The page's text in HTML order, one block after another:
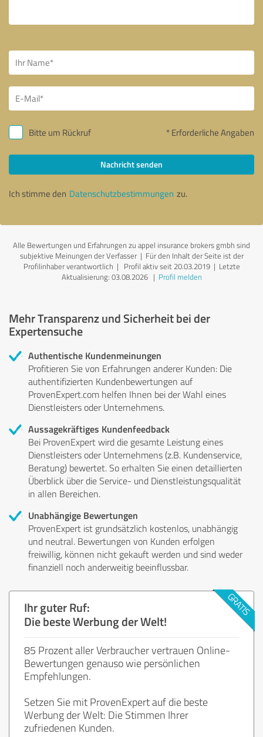
Bitte um Rückruf * Erforderliche Angaben
Nachricht senden
Ich stimme den Datenschutzbestimmungen zu.
Alle Bewertungen und Erfahrungen zu appel insurance brokers gmbh sind
subjektive Meinungen der Verfasser | Für den Inhalt der Seite ist der
Profilinhaber verantwortlich | Profil aktiv seit 20.03.2019 | Letzte
Aktualisierung: 03.08.2026| Profil melden
Mehr Transparenz und Sicherheit bei der
Expertensuche
Authentische Kundenmeinungen
Profitieren Sie von Erfahrungen anderer Kunden: Die
authentifizierten Kundenbewertungen auf
ProvenExpert.com helfen Ihnen bei der Wahl eines
Dienstleisters oder Unternehmens.
Aussagekräftiges Kundenfeedback
Bei ProvenExpert wird die gesamte Leistung eines
Dienstleisters oder Unternehmens (z.B. Kundenservice,
Beratung) bewertet. So erhalten Sie einen detaillierten
Überblick über die Service- und Dienstleistungsqualität
in allen Bereichen.
Unabhängige Bewertungen
ProvenExpert ist grundsätzlich kostenlos, unabhängig
und neutral. Bewertungen von Kunden erfolgen
freiwillig, können nicht gekauft werden und sind weder
finanziell noch anderweitig beeinflussbar.
Ihr guter Ruf:
Die beste Werbung der Welt!
85 Prozent aller Verbraucher vertrauen Online-
Bewertungen genauso wie persönlichen
Empfehlungen.
Setzen Sie mit ProvenExpert auf die beste
Werbung der Welt: Die Stimmen Ihrer
zufriedenen Kunden.